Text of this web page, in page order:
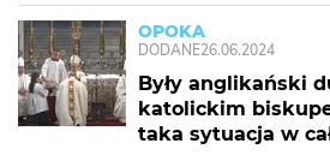
OPOKA
DODANE26.06.2024
Były anglikański
katolickim
taka sytuacja w